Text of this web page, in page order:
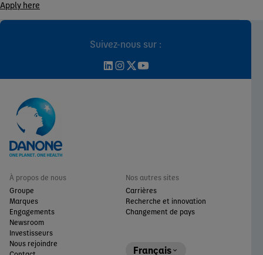
Apply here
Suivez-nous sur :
À propos de nous
Groupe
Marques
Engagements
Newsroom
Investisseurs
Nous rejoindre
Nos autres sites
Carrières
Recherche et innovation
Changement de pays
Français